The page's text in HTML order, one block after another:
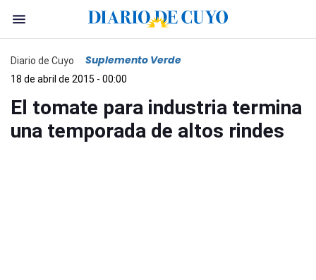
Diario de Cuyo Suplemento Verde
18 de abril de 2015 - 00:00
El tomate para industria termina
una temporada de altos rindes